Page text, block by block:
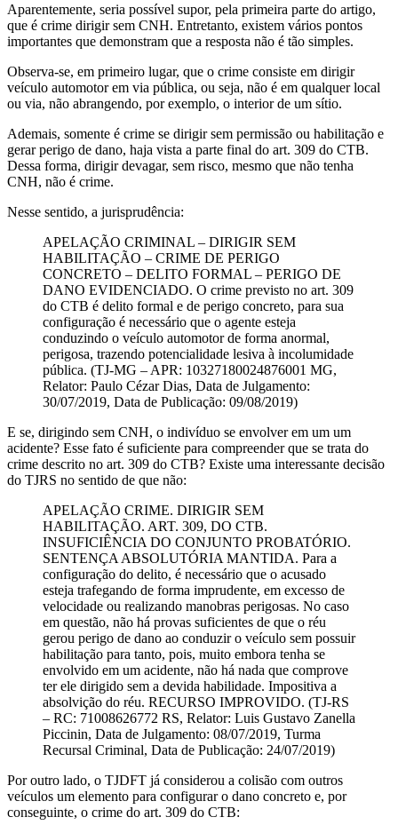
Aparentemente, seria possível supor, pela primeira parte do artigo,
que é crime dirigir sem CNH. Entretanto, existem vários pontos
importantes que demonstram que a resposta não é tão simples.
Observa-se, em primeiro lugar, que o crime consiste em dirigir
veículo automotor em via pública, ou seja, não é em qualquer local
ou via, não abrangendo, por exemplo, o interior de um sítio.
Ademais, somente é crime se dirigir sem permissão ou habilitação e
gerar perigo de dano, haja vista a parte final do art. 309 do CTB.
Dessa forma, dirigir devagar, sem risco, mesmo que não tenha
CNH, não é crime.
Nesse sentido, a jurisprudência:
APELAÇÃO CRIMINAL – DIRIGIR SEM
HABILITAÇÃO – CRIME DE PERIGO
CONCRETO – DELITO FORMAL – PERIGO DE
DANO EVIDENCIADO. O crime previsto no art. 309
do CTB é delito formal e de perigo concreto, para sua
configuração é necessário que o agente esteja
conduzindo o veículo automotor de forma anormal,
perigosa, trazendo potencialidade lesiva à incolumidade
pública. (TJ-MG – APR: 10327180024876001 MG,
Relator: Paulo Cézar Dias, Data de Julgamento:
30/07/2019, Data de Publicação: 09/08/2019)
E se, dirigindo sem CNH, o indivíduo se envolver em um um
acidente? Esse fato é suficiente para compreender que se trata do
crime descrito no art. 309 do CTB? Existe uma interessante decisão
do TJRS no sentido de que não:
APELAÇÃO CRIME. DIRIGIR SEM
HABILITAÇÃO. ART. 309, DO CTB.
INSUFICIÊNCIA DO CONJUNTO PROBATÓRIO.
SENTENÇA ABSOLUTÓRIA MANTIDA. Para a
configuração do delito, é necessário que o acusado
esteja trafegando de forma imprudente, em excesso de
velocidade ou realizando manobras perigosas. No caso
em questão, não há provas suficientes de que o réu
gerou perigo de dano ao conduzir o veículo sem possuir
habilitação para tanto, pois, muito embora tenha se
envolvido em um acidente, não há nada que comprove
ter ele dirigido sem a devida habilidade. Impositiva a
absolvição do réu. RECURSO IMPROVIDO. (TJ-RS
– RC: 71008626772 RS, Relator: Luis Gustavo Zanella
Piccinin, Data de Julgamento: 08/07/2019, Turma
Recursal Criminal, Data de Publicação: 24/07/2019)
Por outro lado, o TJDFT já considerou a colisão com outros
veículos um elemento para configurar o dano concreto e, por
conseguinte, o crime do art. 309 do CTB: